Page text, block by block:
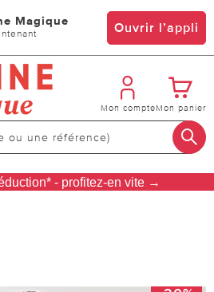
Magique Ouvrir l’appli
Mon compteMon panier
- profitez-en vite →